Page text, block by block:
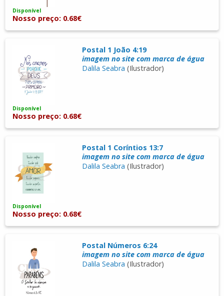
Disponível
Nosso preço: 0.68€
Postal 1 João 4:19
imagem no site com marca de água
Dalila Seabra (Ilustrador)
Disponível
Nosso preço: 0.68€
Postal 1 Coríntios 13:7
imagem no site com marca de água
Dalila Seabra (Ilustrador)
Disponível
Nosso preço: 0.68€
Postal Números 6:24
imagem no site com marca de água
Dalila Seabra (Ilustrador)